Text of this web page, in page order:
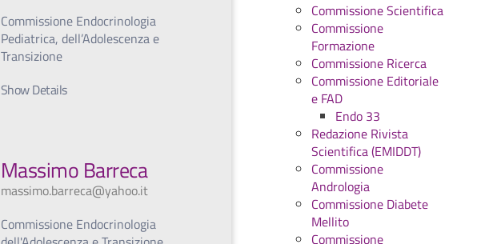
Commissione Endocrinologia
Pediatrica, dell’Adolescenza e
Transizione
Show Details
Massimo Barreca
massimo.barreca@yahoo.it
Commissione Endocrinologia
Commissione Scientifica
Commissione
Formazione
Commissione Ricerca
Commissione Editoriale
e FAD
Endo 33
Redazione Rivista
Scientifica (EMIDDT)
Commissione
Andrologia
Commissione Diabete
Mellito
Commissione